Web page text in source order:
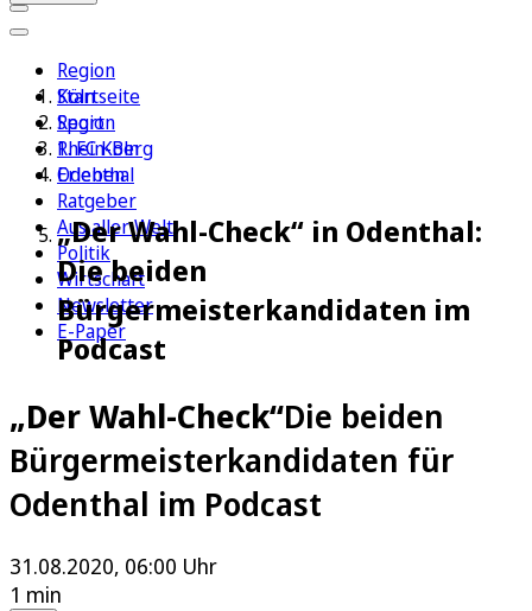
Region
Köln
Sport
1. FC Köln
Erleben
Ratgeber
Aus aller Welt
Politik
Wirtschaft
Newsletter
E-Paper
Startseite
Region
Rhein-Berg
Odenthal
„Der Wahl-Check“ in Odenthal:
Die beiden
Bürgermeisterkandidaten im
Podcast
„Der Wahl-Check“Die beiden
Bürgermeisterkandidaten für
Odenthal im Podcast
31.08.2020, 06:00 Uhr
1 min